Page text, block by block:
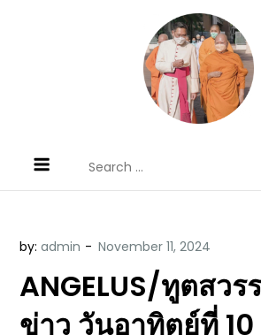
ประทานพระพรแก่พวกท่านท้
for:
by:admin
ANGELUS/ทูตสวร
ข่าว วันอาทิตย์ที่ 10